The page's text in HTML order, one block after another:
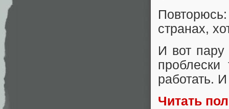
странах,
И вот
работать.
Читать